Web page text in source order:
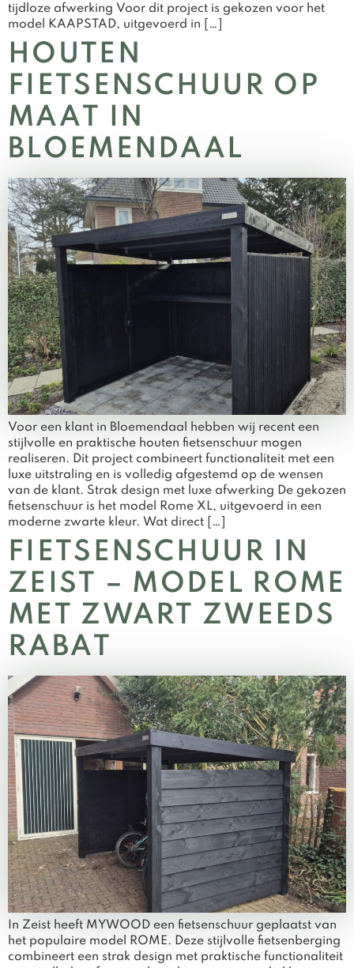
tijdloze afwerking Voor dit project is gekozen voor het
model KAAPSTAD, uitgevoerd in […]
HOUTEN
FIETSENSCHUUR OP
MAAT IN
BLOEMENDAAL
Voor een klant in Bloemendaal hebben wij recent een
stijlvolle en praktische houten fietsenschuur mogen
realiseren. Dit project combineert functionaliteit met een
luxe uitstraling en is volledig afgestemd op de wensen
van de klant. Strak design met luxe afwerking De gekozen
fietsenschuur is het model Rome XL, uitgevoerd in een
moderne zwarte kleur. Wat direct […]
FIETSENSCHUUR IN
ZEIST – MODEL ROME
MET ZWART ZWEEDS
RABAT
In Zeist heeft MYWOOD een fietsenschuur geplaatst van
het populaire model ROME. Deze stijlvolle fietsenberging
combineert een strak design met praktische functionaliteit